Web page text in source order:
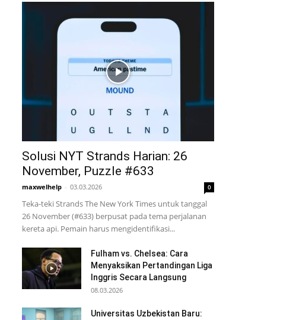
Solusi NYT Strands Harian: 26
November, Puzzle #633
maxwelhelp - 03.03.2026 0
Teka-teki Strands The New York Times untuk tanggal
26 November (#633) berpusat pada tema perjalanan
kereta api. Pemain harus mengidentifikasi...
Fulham vs. Chelsea: Cara
Menyaksikan Pertandingan Liga
Inggris Secara Langsung
08.03.2026
Universitas Uzbekistan Baru: